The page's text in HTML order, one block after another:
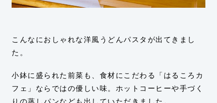
こんなにおしゃれな洋風うどんパスタが出てきまし
た。
小鉢に盛られた前菜も、食材にこだわる「はるころカ
フェ」ならではの優しい味。ホットコーヒーや手づく
りの蒸しパンなども出していただきました。